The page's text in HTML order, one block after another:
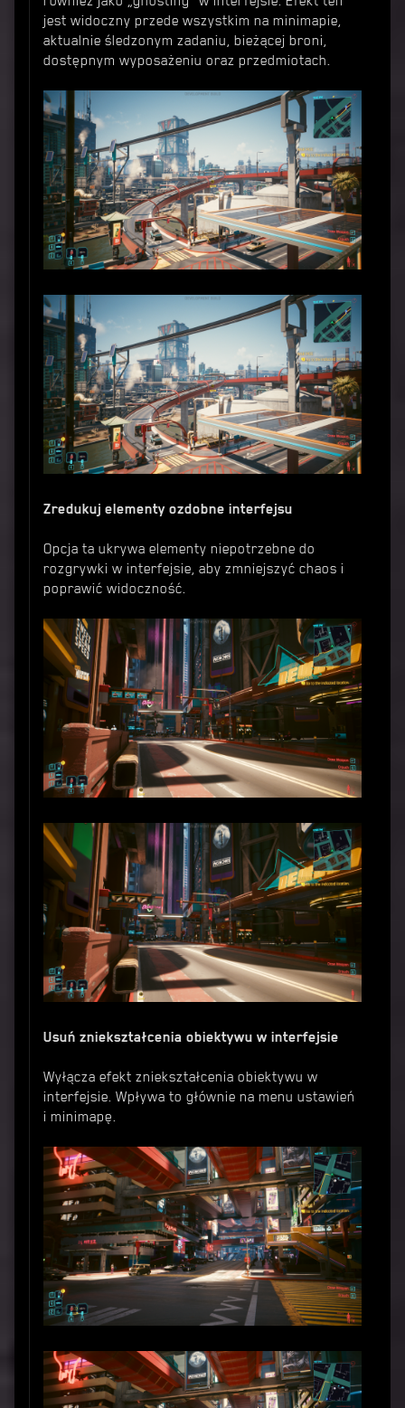
jest widoczny przede wszystkim na minimapie,
aktualnie śledzonym zadaniu, bieżącej broni,
dostępnym wyposażeniu oraz przedmiotach.
Zredukuj elementy ozdobne interfejsu
Opcja ta ukrywa elementy niepotrzebne do
rozgrywki w interfejsie, aby zmniejszyć chaos i
poprawić widoczność.
Usuń zniekształcenia obiektywu w interfejsie
Wyłącza efekt zniekształcenia obiektywu w
interfejsie. Wpływa to głównie na menu ustawień
i minimapę.